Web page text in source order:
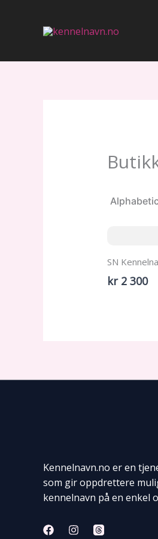
SN
kr 2 300
Kennelnavn.no er en
som gir oppdrettere
kennelnavn på en enkel